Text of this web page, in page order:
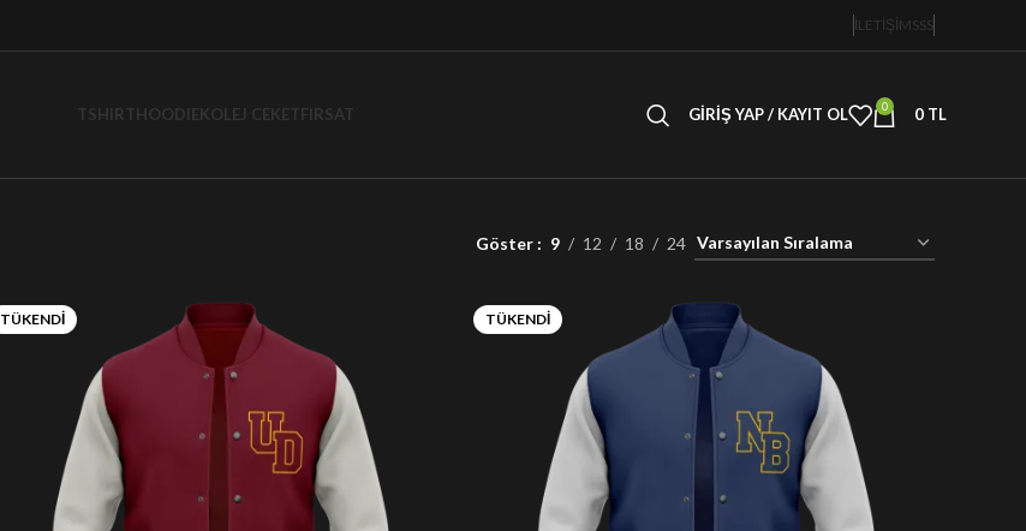
İLETİŞİMSSS
TSHIRTHOODIEKOLEJ CEKETFIRSAT GIRIŞ YAP / KAYIT OL 0 0 TL
Göster 9 12 18 24
TÜKENDI TÜKENDI